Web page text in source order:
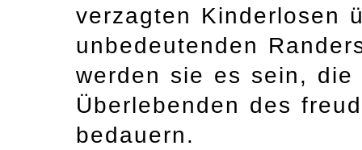
verzagten Kinderlosen
unbedeutenden
werden sie es sein, die
Überlebenden des
bedauern.